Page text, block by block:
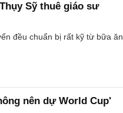
Sỹ thuê giáo sư
đều chuẩn bị rất kỹ từ bữa ăn
nên dự World Cup'